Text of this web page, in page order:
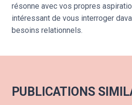
résonne avec vos propres
intéressant de vous interroger
besoins relationnels.
PUBLICATIONS